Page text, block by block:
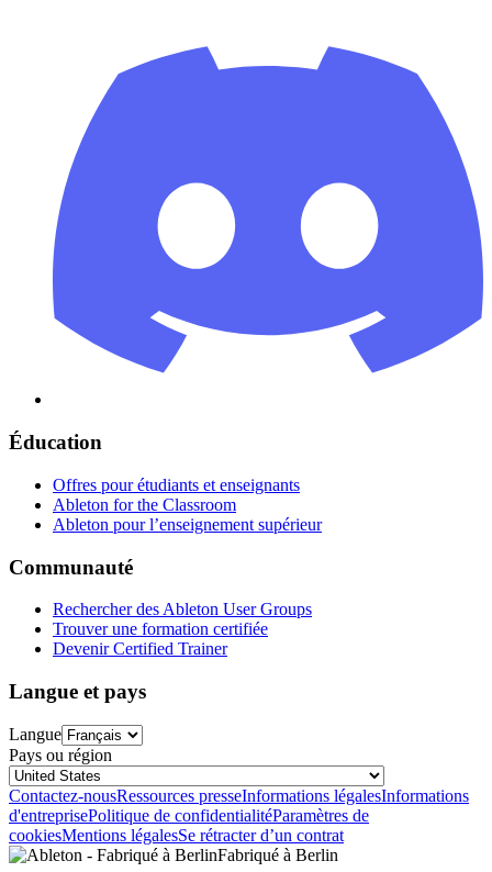
Éducation
Offres pour étudiants et enseignants
Ableton for the Classroom
Ableton pour l’enseignement supérieur
Communauté
Rechercher des Ableton User Groups
Trouver une formation certifiée
Devenir Certified Trainer
Langue et pays
Langue
Pays ou région
Contactez-nousRessources presseInformations légalesInformations
d'entreprisePolitique de confidentialitéParamètres de
cookiesMentions légalesSe rétracter d’un contrat
Fabriqué à Berlin